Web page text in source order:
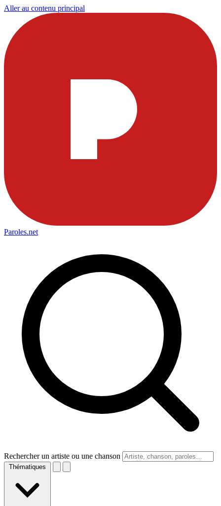
Aller au contenu principal
Paroles.net
Rechercher un artiste ou une chanson
Thématiques